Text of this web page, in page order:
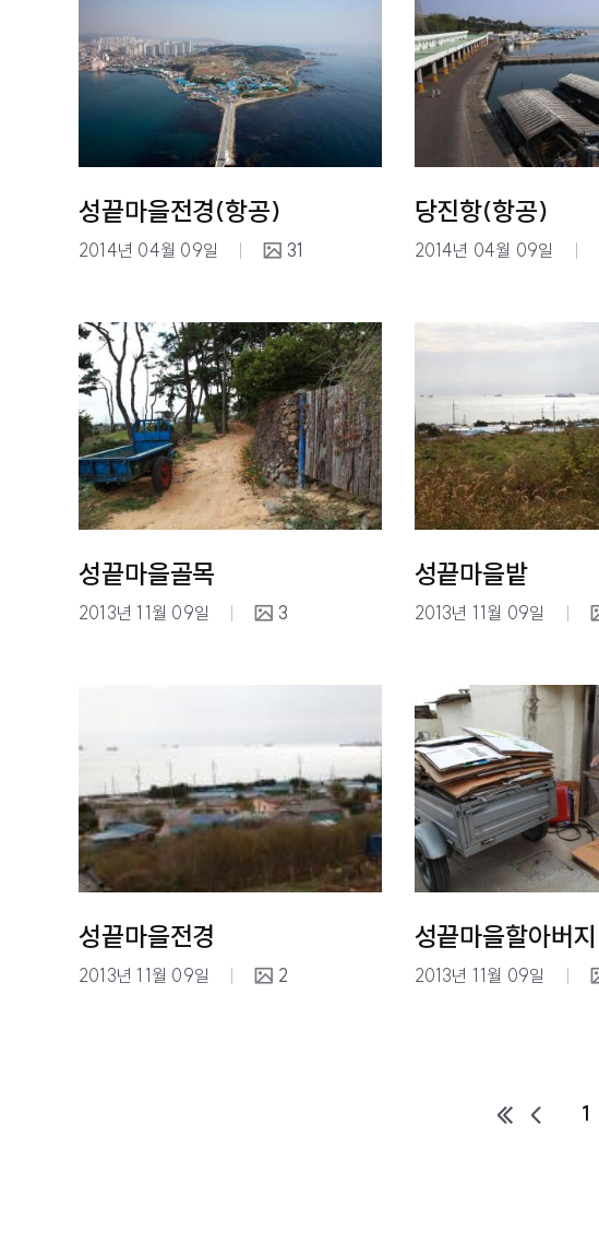
성끝마을전경(항공)
2014년 04월 09일 31
당진항(항공)
2014년 04월 09일
성끝마을골목
2013년 11월 09일 3
성끝마을밭
2013년 11월 09일
성끝마을전경
2013년 11월 09일 2
성끝마을할아버지
2013년 11월 09일
1